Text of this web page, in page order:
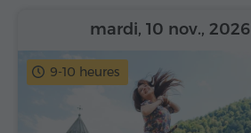
9-10 heures
mardi, 10 nov., 2026